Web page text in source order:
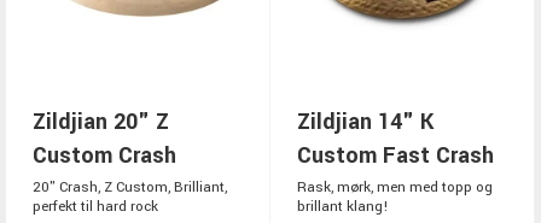
Zildjian 20" Z
Custom Crash
20" Crash, Z Custom, Brilliant,
perfekt til hard rock
Zildjian 14" K
Custom Fast Crash
Rask, mørk, men med topp og
brillant klang!